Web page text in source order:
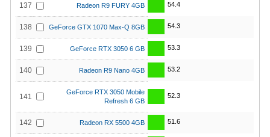
137 Radeon R9 FURY 4GB 54.4
138 GeForce GTX 1070 Max-Q 8GB 54.3
139 GeForce RTX 3050 6 GB 53.3
140 Radeon R9 Nano 4GB 53.2
141
GeForce RTX 3050 Mobile
Refresh 6 GB
52.3
142 Radeon RX 5500 4GB 51.6